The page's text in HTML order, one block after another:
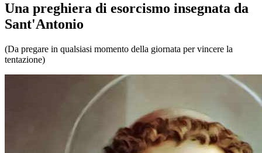
Una preghiera di esorcismo insegnata da
Sant'Antonio
(Da pregare in qualsiasi momento della giornata per vincere la
tentazione)